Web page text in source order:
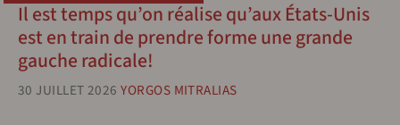
Il est temps qu’on réalise qu’aux États-Unis
est en train de prendre forme une grande
gauche radicale!
30 JUILLET 2026 YORGOS MITRALIAS